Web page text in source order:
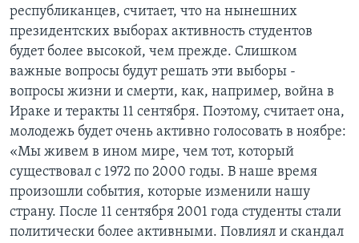
республиканцев, считает, что на нынешних
президентских выборах активность студентов
будет более высокой, чем прежде. Слишком
важные вопросы будут решать эти выборы -
вопросы жизни и смерти, как, например, война в
Ираке и теракты 11 сентября. Поэтому, считает она,
молодежь будет очень активно голосовать в ноябре:
«Мы живем в ином мире, чем тот, который
существовал с 1972 по 2000 годы. В наше время
произошли события, которые изменили нашу
страну. После 11 сентября 2001 года студенты стали
политически более активными. Повлиял и скандал